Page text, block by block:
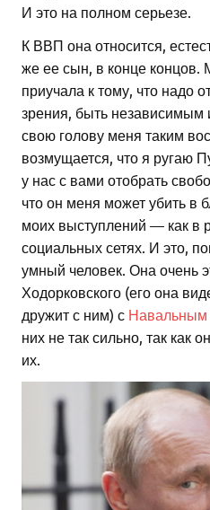
И это на полном серьезе.
К ВВП она относится,
же ее сын, в конце концов.
приучала к тому, что надо
зрения, быть независимым
свою голову меня таким
возмущается, что я ругаю
у нас с вами отобрать
что он меня может убить в
моих выступлений — как в
социальных сетях. И это,
умный человек. Она очень
Ходорковского (его она
дружит с ним) с Навальным
них не так сильно, так как
их.